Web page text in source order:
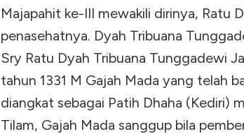
Majapahit ke-III mewakili dirinya, Ratu
penasehatnya. Dyah Tribuana
Sry Ratu Dyah Tribuana Tunggadewi
tahun 1331 M Gajah Mada yang telah
diangkat sebagai Patih Dhaha (Kediri)
Tilam, Gajah Mada sanggup bila